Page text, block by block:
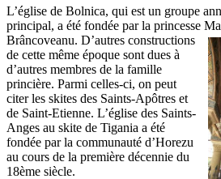
L’église de Bolnica, qui est un groupe
principal, a été fondée par la princesse
Brâncoveanu. D’autres constructions
de cette même époque sont dues à
d’autres membres de la famille
princière. Parmi celles-ci, on peut
citer les skites des Saints-Apôtres et
de Saint-Etienne. L’église des Saints-
Anges au skite de Tigania a été
fondée par la communauté d’Horezu
au cours de la première décennie du
18ème siècle.